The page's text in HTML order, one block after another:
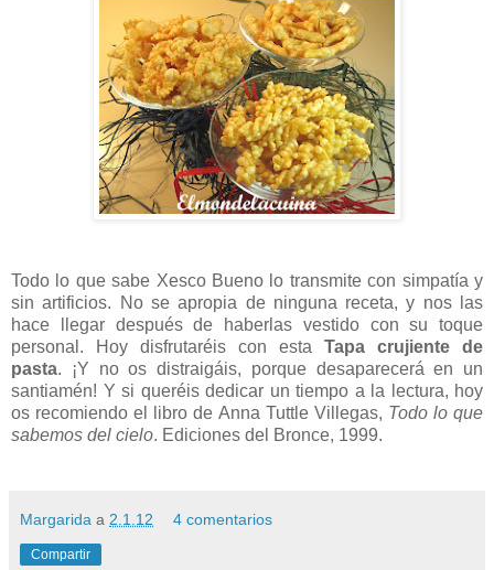
Todo lo que sabe Xesco Bueno lo transmite con simpatía y
sin artificios. No se apropia de ninguna receta, y nos las
hace llegar después de haberlas vestido con su toque
personal. Hoy disfrutaréis con esta Tapa crujiente de
pasta. ¡Y no os distraigáis, porque desaparecerá en un
santiamén! Y si queréis dedicar un tiempo a la lectura, hoy
os recomiendo el libro de Anna Tuttle Villegas, Todo lo que
sabemos del cielo. Ediciones del Bronce, ​​1999.
Margarida a 2.1.12 4 comentarios
Compartir